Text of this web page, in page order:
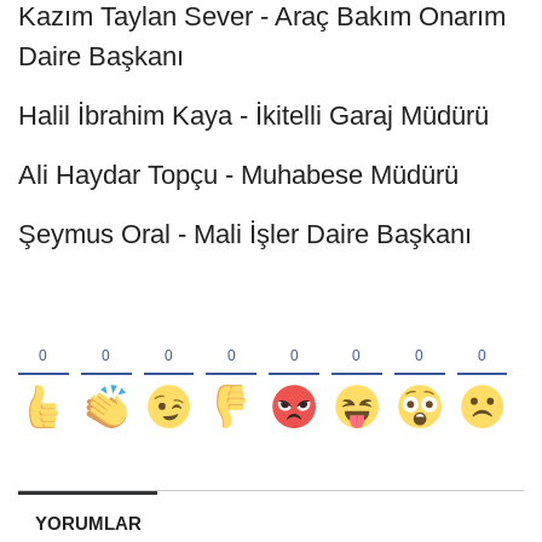
Kazım Taylan Sever - Araç Bakım Onarım
Daire Başkanı
Halil İbrahim Kaya - İkitelli Garaj Müdürü
Ali Haydar Topçu - Muhabese Müdürü
Şeymus Oral - Mali İşler Daire Başkanı
YORUMLAR